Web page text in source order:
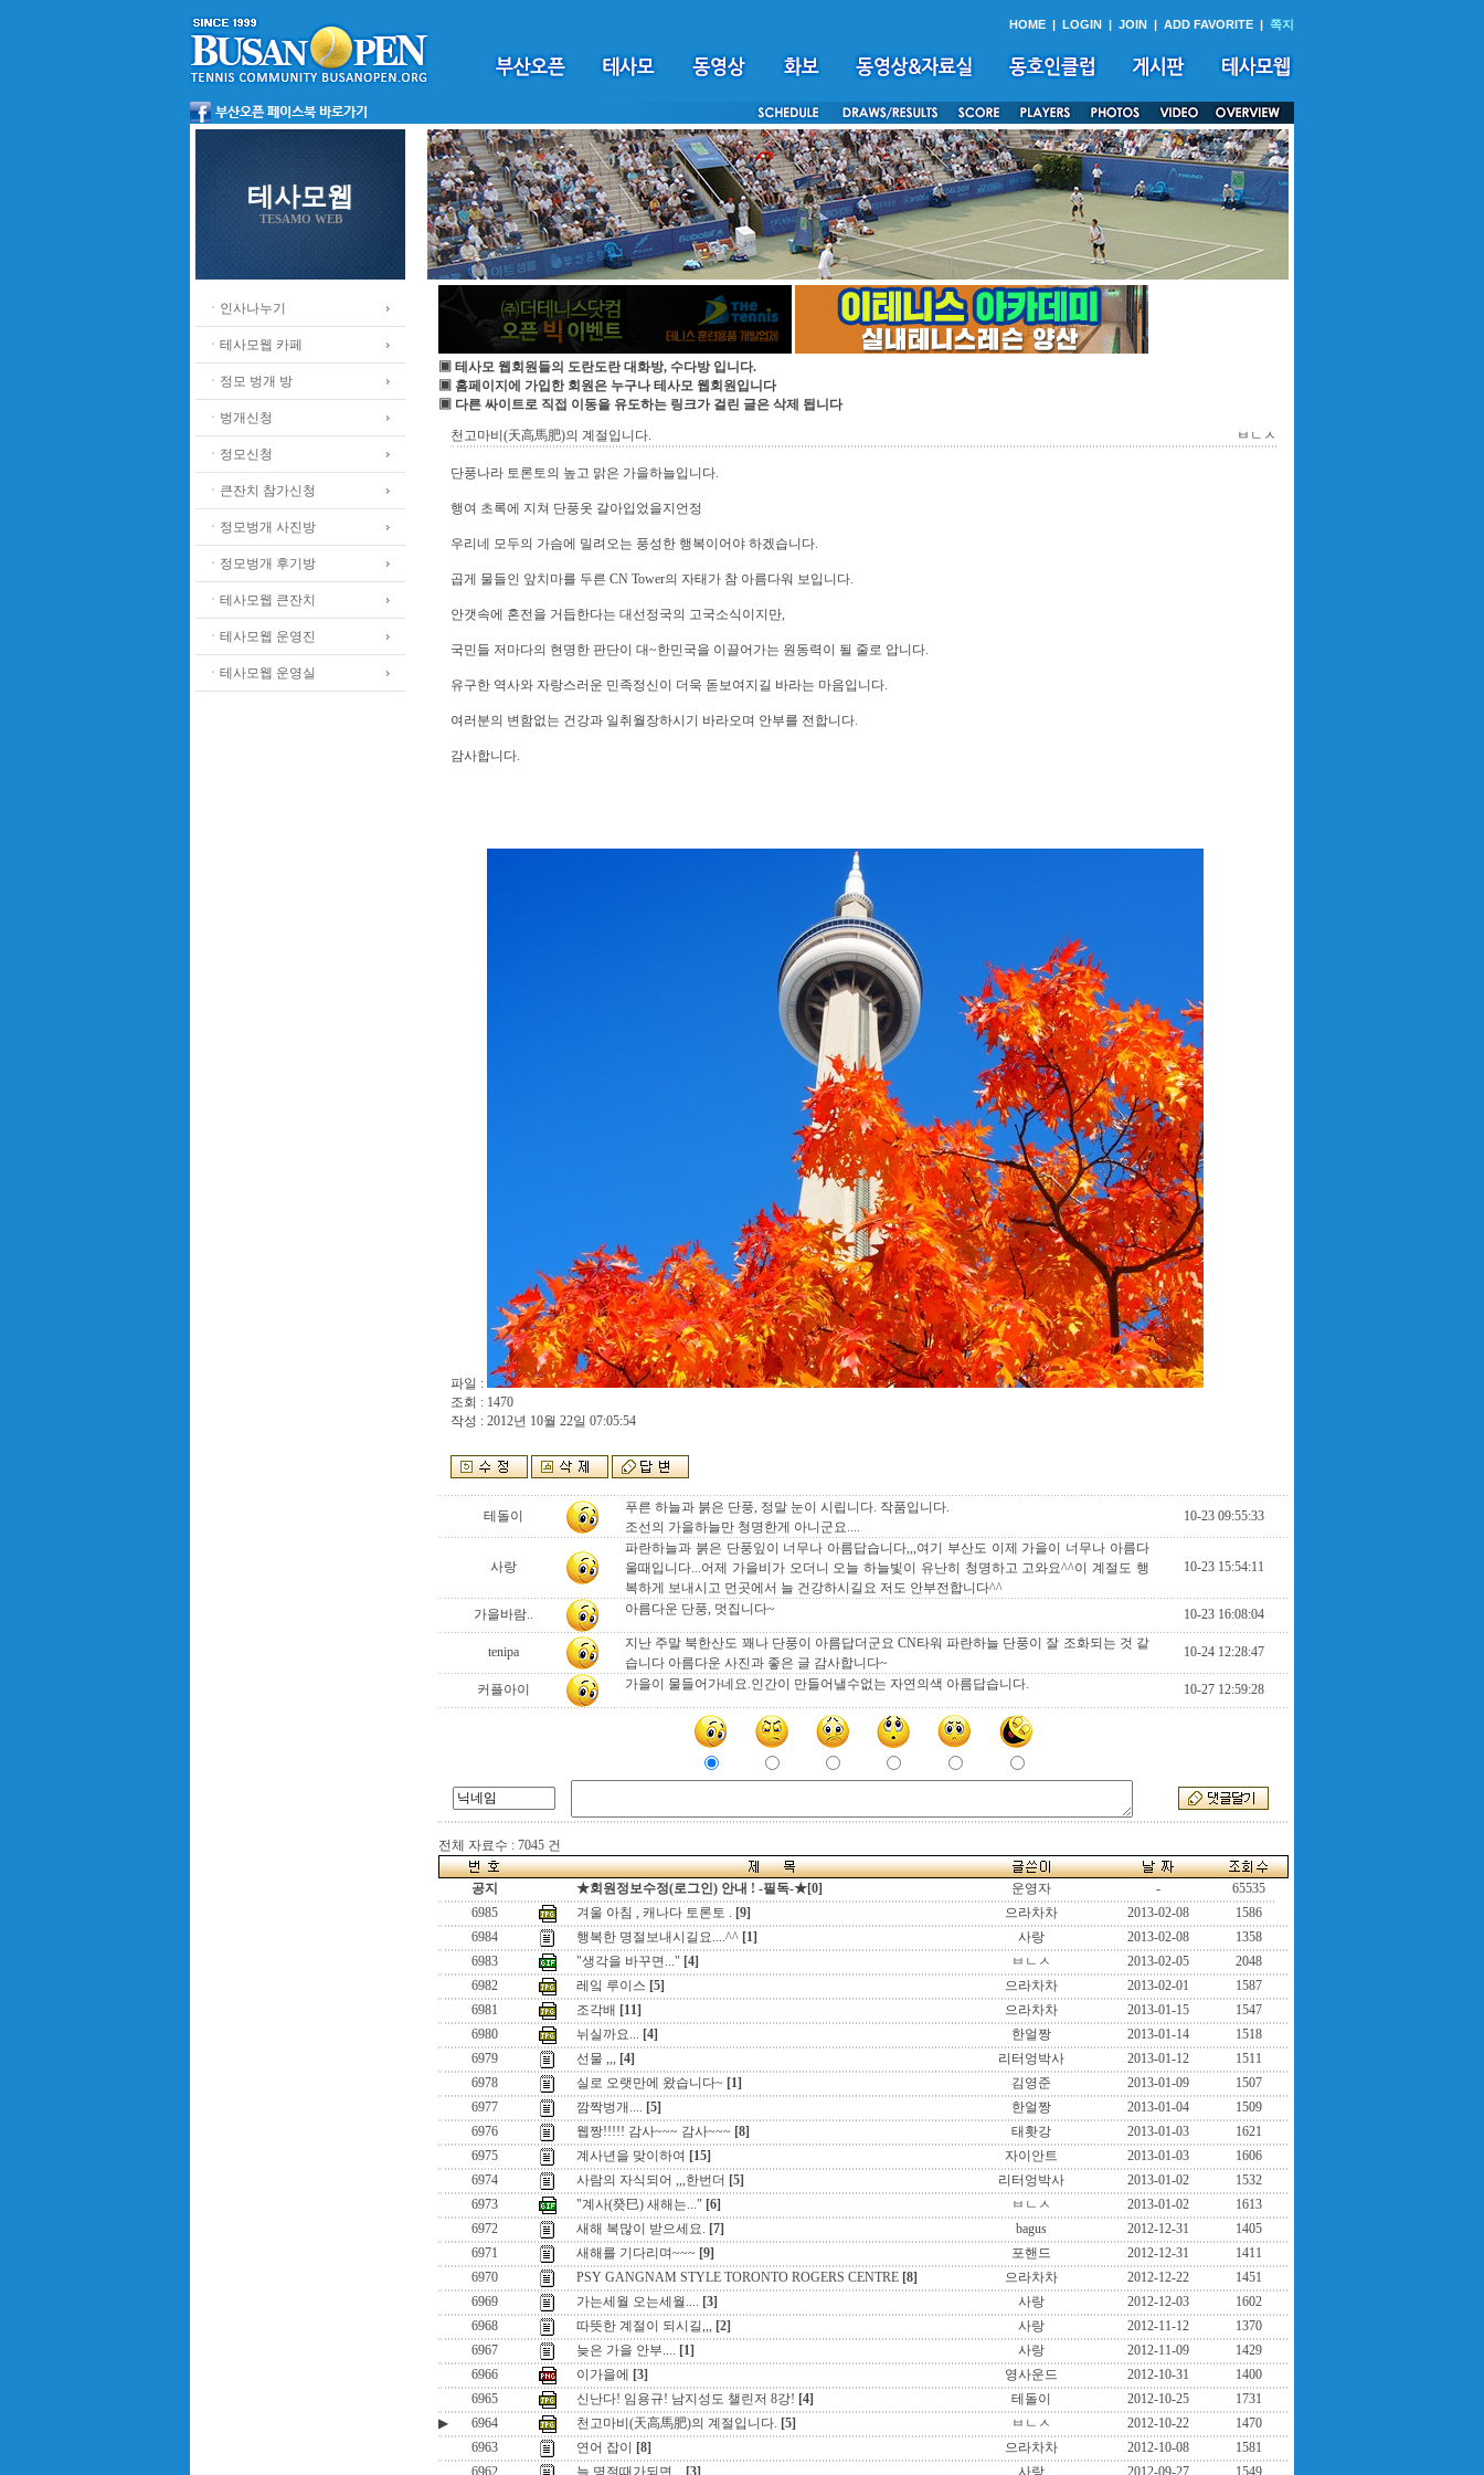
HOME | LOGIN | JOIN | ADD FAVORITE | 쪽지
테사모웹
TESAMO WEB
ㆍ인사나누기
ㆍ테사모웹 카페
ㆍ정모 벙개 방
ㆍ벙개신청
ㆍ정모신청
ㆍ큰잔치 참가신청
ㆍ정모벙개 사진방
ㆍ정모벙개 후기방
ㆍ테사모웹 큰잔치
ㆍ테사모웹 운영진
ㆍ테사모웹 운영실
▣ 테사모 웹회원들의 도란도란 대화방, 수다방 입니다.
▣ 홈페이지에 가입한 회원은 누구나 테사모 웹회원입니다
▣ 다른 싸이트로 직접 이동을 유도하는 링크가 걸린 글은 삭제 됩니다
천고마비(天高馬肥)의 계절입니다.
ㅂㄴㅅ
단풍나라 토론토의 높고 맑은 가을하늘입니다.
행여 초록에 지쳐 단풍옷 갈아입었을지언정
우리네 모두의 가슴에 밀려오는 풍성한 행복이어야 하겠습니다.
곱게 물들인 앞치마를 두른 CN Tower의 자태가 참 아름다워 보입니다.
안갯속에 혼전을 거듭한다는 대선정국의 고국소식이지만,
국민들 저마다의 현명한 판단이 대~한민국을 이끌어가는 원동력이 될 줄로 압니다.
유구한 역사와 자랑스러운 민족정신이 더욱 돋보여지길 바라는 마음입니다.
여러분의 변함없는 건강과 일취월장하시기 바라오며 안부를 전합니다.
감사합니다.
파일 :
조회 : 1470
작성 : 2012년 10월 22일 07:05:54
테돌이
푸른 하늘과 붉은 단풍, 정말 눈이 시립니다. 작품입니다.
조선의 가을하늘만 청명한게 아니군요....
10-23 09:55:33
사랑
파란하늘과 붉은 단풍잎이 너무나 아름답습니다,,,여기 부산도 이제 가을이 너무나 아름다
울때입니다...어제 가을비가 오더니 오늘 하늘빛이 유난히 청명하고 고와요^^이 계절도 행
복하게 보내시고 먼곳에서 늘 건강하시길요 저도 안부전합니다^^
10-23 15:54:11
가을바람.. 아름다운 단풍, 멋집니다~ 10-23 16:08:04
tenipa
지난 주말 북한산도 꽤나 단풍이 아름답더군요 CN타워 파란하늘 단풍이 잘 조화되는 것 같
습니다 아름다운 사진과 좋은 글 감사합니다~
10-24 12:28:47
커플아이 가을이 물들어가네요.인간이 만들어낼수없는 자연의색 아름답습니다. 10-27 12:59:28
전체 자료수 : 7045 건
공지 ★회원정보수정(로그인) 안내 ! -필독-★[0] 운영자 -
65535
6985
겨울 아침 , 캐나다 토론토 . [9] 으라차차 2013-02-08
1586
6984
행복한 명절보내시길요....^^ [1] 사랑 2013-02-08
1358
6983
"생각을 바꾸면..." [4] ㅂㄴㅅ 2013-02-05
2048
6982
레잌 루이스 [5] 으라차차 2013-02-01
1587
6981
조각배 [11] 으라차차 2013-01-15
1547
6980
뉘실까요... [4] 한얼짱 2013-01-14
1518
6979
선물 ,,, [4] 리터엉박사 2013-01-12
1511
6978
실로 오랫만에 왔습니다~ [1] 김영준 2013-01-09
1507
6977
깜짝벙개.... [5] 한얼짱 2013-01-04
1509
6976
웹짱!!!!! 감사~~~ 감사~~~ [8] 태홧강 2013-01-03
1621
6975
계사년을 맞이하여 [15] 자이안트 2013-01-03
1606
6974
사람의 자식되어 ,,,한번더 [5] 리터엉박사 2013-01-02
1532
6973
"계사(癸巳) 새해는..." [6] ㅂㄴㅅ 2013-01-02
1613
6972
새해 복많이 받으세요. [7] bagus 2012-12-31
1405
6971
새해를 기다리며~~~ [9] 포핸드 2012-12-31
1411
6970
PSY GANGNAM STYLE TORONTO ROGERS CENTRE [8] 으라차차 2012-12-22
1451
6969
가는세월 오는세월.... [3] 사랑 2012-12-03
1602
6968
따뜻한 계절이 되시길,,, [2] 사랑 2012-11-12
1370
6967
늦은 가을 안부.... [1] 사랑 2012-11-09
1429
6966
이가을에 [3] 영사운드 2012-10-31
1400
6965
신난다! 임용규! 남지성도 챌린저 8강! [4] 테돌이 2012-10-25
1731
▶
6964 천고마비(天高馬肥)의 계절입니다. [5] ㅂㄴㅅ 2012-10-22
1470
6963
연어 잡이 [8] 으라차차 2012-10-08
1581
6962
늘 명절때가되면,,, [3] 사랑 2012-09-27 1549